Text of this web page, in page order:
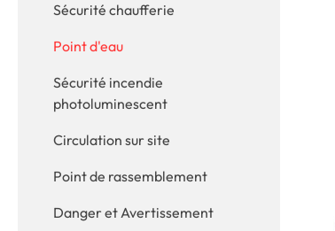
Sécurité chaufferie
Point d'eau
Sécurité incendie
photoluminescent
Circulation sur site
Point de rassemblement
Danger et Avertissement